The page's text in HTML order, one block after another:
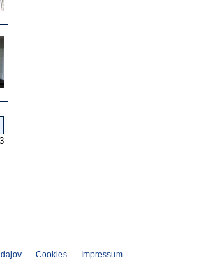
Cookies Impressum